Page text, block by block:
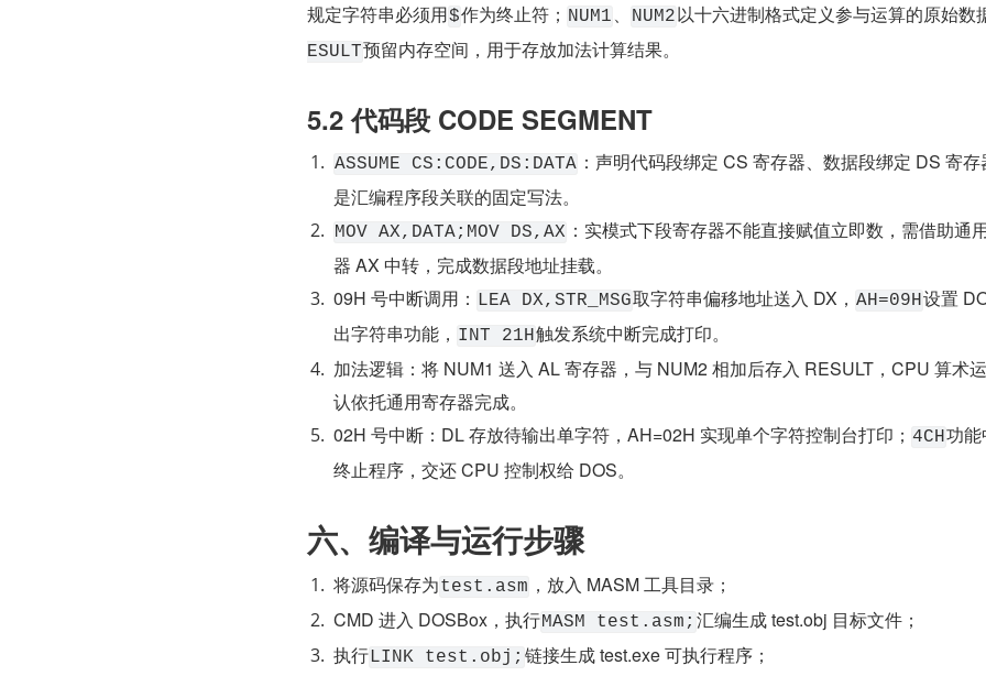
规定字符串必须用$作为终止符； NUM1 、 NUM2以十六进制格式定义参与运算的原始数
ESULT预留内存空间，用于存放加法计算结果。
5.2 代码段 CODE SEGMENT
ASSUME CS:CODE,DS:DATA ：声明代码段绑定 CS 寄存器、数据段绑定 DS 寄存
是汇编程序段关联的固定写法。
MOV AX,DATA;MOV DS,AX ：实模式下段寄存器不能直接赋值立即数，需借助通
器 AX 中转，完成数据段地址挂载。
09H 号中断调用： LEA DX,STR_MSG取字符串偏移地址送入 DX， AH=09H设置
出字符串功能， INT 21H触发系统中断完成打印。
加法逻辑：将 NUM1 送入 AL 寄存器，与 NUM2 相加后存入 RESULT，CPU 算术
认依托通用寄存器完成。
02H 号中断：DL 存放待输出单字符，AH=02H 实现单个字符控制台打印； 4CH功
终止程序，交还 CPU 控制权给 DOS。
六、编译与运行步骤
将源码保存为test.asm ，放入 MASM 工具目录；
CMD 进入 DOSBox，执行MASM test.asm; 汇编生成 test.obj 目标文件；
执行LINK test.obj; 链接生成 test.exe 可执行程序；